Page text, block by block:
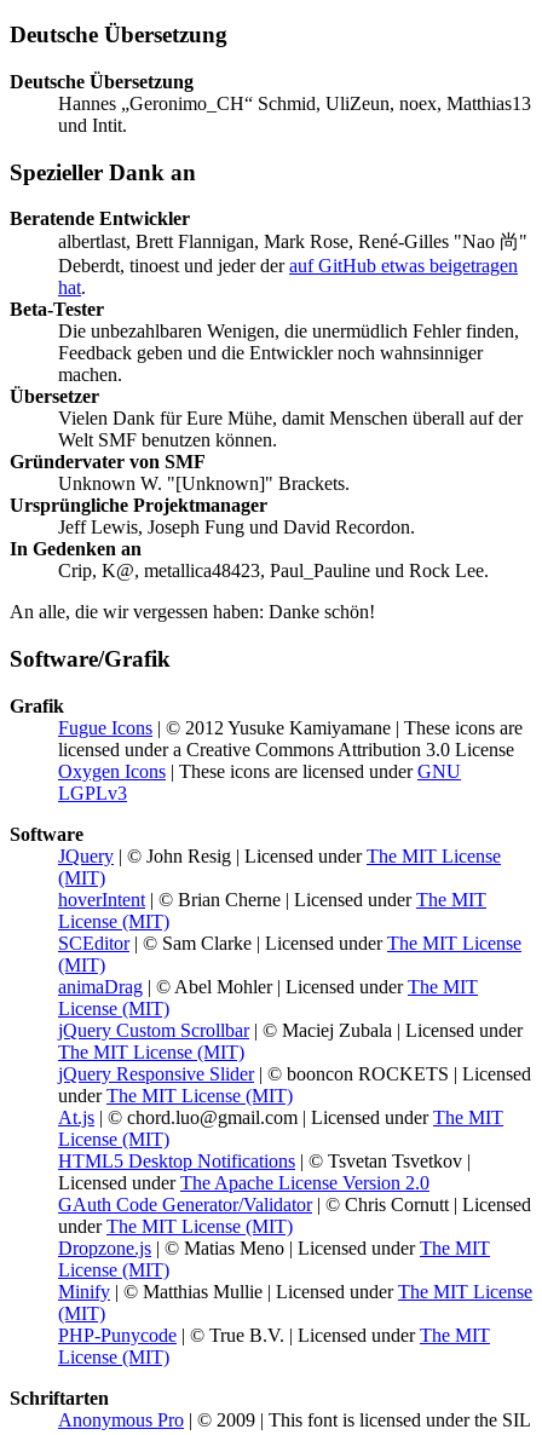
Deutsche Übersetzung
Deutsche Übersetzung
Hannes „Geronimo_CH“ Schmid, UliZeun, noex, Matthias13
und Intit.
Spezieller Dank an
Beratende Entwickler
albertlast, Brett Flannigan, Mark Rose, René-Gilles "Nao 尚"
Deberdt, tinoest und jeder derauf GitHub etwas beigetragen
hat.
Beta-Tester
Die unbezahlbaren Wenigen, die unermüdlich Fehler finden,
Feedback geben und die Entwickler noch wahnsinniger
machen.
Übersetzer
Vielen Dank für Eure Mühe, damit Menschen überall auf der
Welt SMF benutzen können.
Gründervater von SMF
Unknown W. "[Unknown]" Brackets.
Ursprüngliche Projektmanager
Jeff Lewis, Joseph Fung und David Recordon.
In Gedenken an
Crip, K@, metallica48423, Paul_Pauline und Rock Lee.
An alle, die wir vergessen haben: Danke schön!
Software/Grafik
Grafik
Fugue Icons | © 2012 Yusuke Kamiyamane | These icons are
licensed under a Creative Commons Attribution 3.0 License
Oxygen Icons | These icons are licensed underGNU
LGPLv3
Software
JQuery | © John Resig | Licensed underThe MIT License
(MIT)
hoverIntent | © Brian Cherne | Licensed underThe MIT
License (MIT)
SCEditor| © Sam Clarke | Licensed underThe MIT License
(MIT)
animaDrag | © Abel Mohler | Licensed underThe MIT
License (MIT)
jQuery Custom Scrollbar| © Maciej Zubala | Licensed under
The MIT License (MIT)
jQuery Responsive Slider| © booncon ROCKETS | Licensed
underThe MIT License (MIT)
At.js | © chord.luo@gmail.com | Licensed underThe MIT
License (MIT)
HTML5 Desktop Notifications | © Tsvetan Tsvetkov |
Licensed underThe Apache License Version 2.0
GAuth Code Generator/Validator| © Chris Cornutt | Licensed
underThe MIT License (MIT)
Dropzone.js | © Matias Meno | Licensed underThe MIT
License (MIT)
Minify | © Matthias Mullie | Licensed underThe MIT License
(MIT)
PHP-Punycode | © True B.V. | Licensed underThe MIT
License (MIT)
Schriftarten
Anonymous Pro | © 2009 | This font is licensed under the SIL